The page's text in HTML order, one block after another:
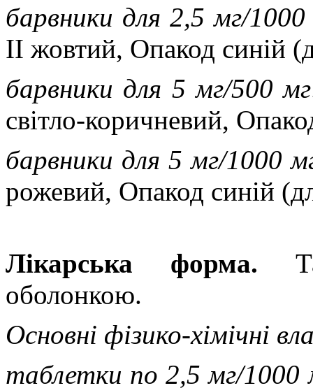
барвники для 2,5 мг/
ІІ жовтий, Опакод синій
барвники для 5 мг/500
світло-коричневий,
барвники для 5 мг/1000
рожевий, Опакод синій
Лікарська форма.
оболонкою.
Основні фізико-хімічні
таблетки по 2,5 мг/1000